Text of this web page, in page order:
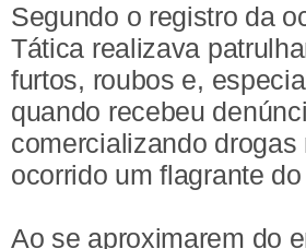
Segundo o registro da
Tática realizava
furtos, roubos e,
quando recebeu
comercializando
ocorrido um flagrante
Ao se aproximarem do